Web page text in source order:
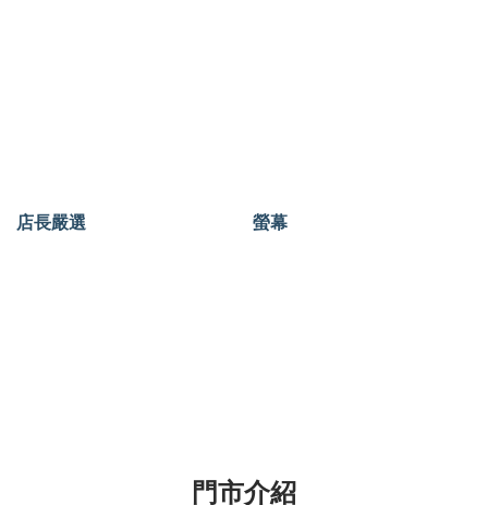
店長嚴選 螢幕
門市介紹